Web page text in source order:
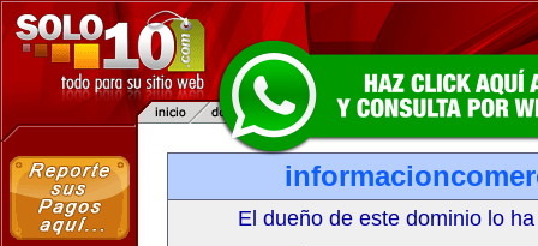
El dueño de este dominio lo